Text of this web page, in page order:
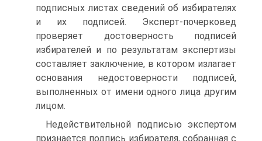
подписных листах сведений об избирателях
и их подписей. Эксперт-почерковед
проверяет достоверность подписей
избирателей и по результатам экспертизы
составляет заключение, в котором излагает
основания недостоверности подписей,
выполненных от имени одного лица другим
лицом.
Недействительной подписью экспертом
признается подпись избирателя, собранная с